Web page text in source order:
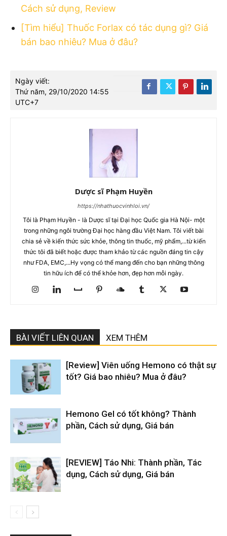
Cách sử dụng, Review
[Tìm hiểu] Thuốc Forlax có tác dụng gì? Giá
bán bao nhiêu? Mua ở đâu?
Ngày viết:
Thứ năm, 29/10/2020 14:55
UTC+7
Dược sĩ Phạm Huyền
https://nhathuocvinhloi.vn/
Tôi là Phạm Huyền - là Dược sĩ tại Đại học Quốc gia Hà Nội- một
trong những ngôi trường Đại học hàng đầu Việt Nam. Tôi viết bài
chia sẻ về kiến thức sức khỏe, thông tin thuốc, mỹ phẩm,...từ kiến
thức tôi đã biết hoặc được tham khảo từ các nguồn đáng tin cậy
như FDA, EMC,...Hy vọng có thể mang đến cho bạn những thông
tin hữu ích để có thể khỏe hơn, đẹp hơn mỗi ngày.
BÀI VIẾT LIÊN QUAN XEM THÊM
[Review] Viên uống Hemono có thật sự
tốt? Giá bao nhiêu? Mua ở đâu?
Hemono Gel có tốt không? Thành
phần, Cách sử dụng, Giá bán
[REVIEW] Táo Nhi: Thành phần, Tác
dụng, Cách sử dụng, Giá bán